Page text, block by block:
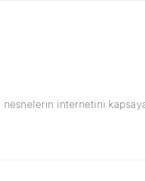
internetini